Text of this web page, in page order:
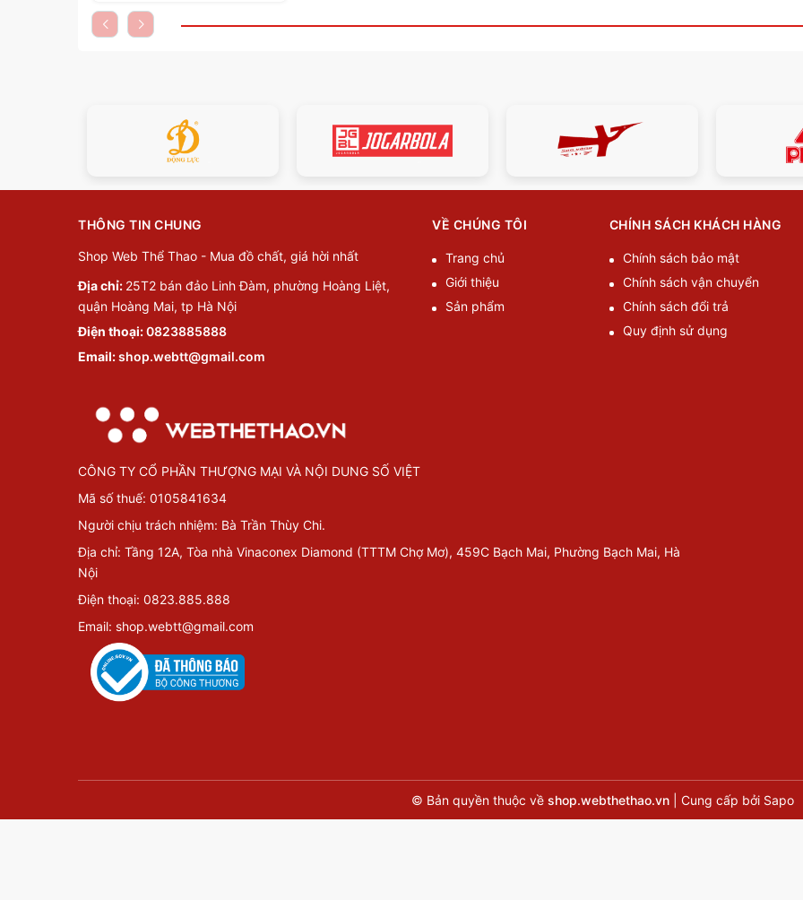
THÔNG TIN CHUNG
Shop Web Thể Thao - Mua đồ chất, giá hời nhất
Địa chỉ: 25T2 bán đảo Linh Đàm, phường Hoàng Liệt,
quận Hoàng Mai, tp Hà Nội
Điện thoại:0823885888
Email:shop.webtt@gmail.com
VỀ CHÚNG TÔI
Trang chủ
Giới thiệu
Sản phẩm
CHÍNH SÁCH KHÁCH HÀNG
Chính sách bảo mật
Chính sách vận chuyển
Chính sách đổi trả
Quy định sử dụng
CÔNG TY CỔ PHẦN THƯỢNG MẠI VÀ NỘI DUNG SỐ VIỆT
Mã số thuế: 0105841634
Người chịu trách nhiệm: Bà Trần Thùy Chi.
Địa chỉ: Tầng 12A, Tòa nhà Vinaconex Diamond (TTTM Chợ Mơ), 459C Bạch Mai, Phường Bạch Mai, Hà
Nội
Điện thoại: 0823.885.888
Email: shop.webtt@gmail.com
© Bản quyền thuộc về shop.webthethao.vn Cung cấp bởi Sapo